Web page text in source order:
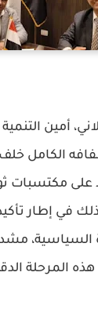
أمين
الكامل
في إطار
السياسية،
المرحلة